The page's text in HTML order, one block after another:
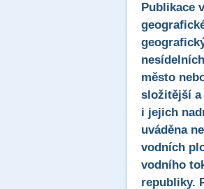
Publikace
město
složitější a
i jejich
uváděna
vodních
vodního
republiky.